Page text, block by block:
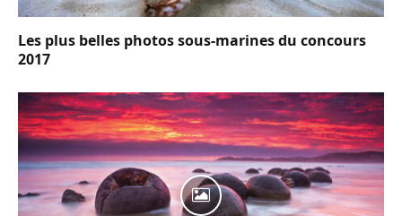
Les plus belles photos sous-marines du concours
2017